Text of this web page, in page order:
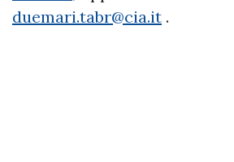
duemari.tabr@cia.it .